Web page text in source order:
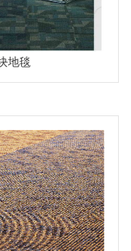
地毯